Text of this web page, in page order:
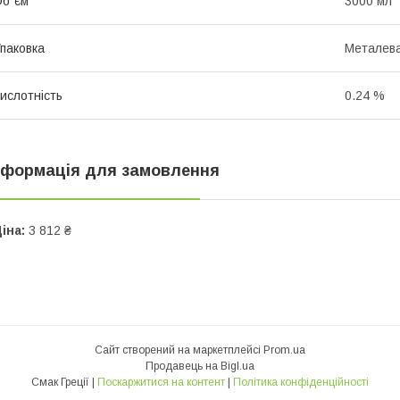
0.24 %
для замовлення
3 812 ₴
Сайт створений на маркетплейсі Prom.ua
Продавець на Bigl.ua
Поскаржитися на контент Політика конфіденційності